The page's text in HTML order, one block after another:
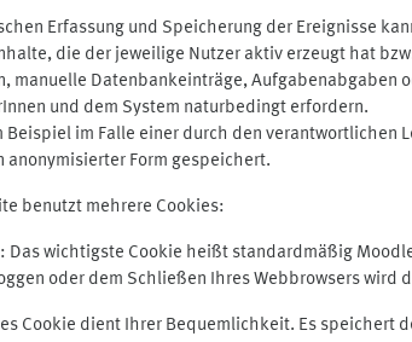
Erfassung und Speicherung der Ereignisse
die der jeweilige Nutzer aktiv erzeugt hat
manuelle Datenbankeinträge, Aufgabenabgaben
und dem System naturbedingt erfordern.
Beispiel im Falle einer durch den
anonymisierter Form gespeichert.
benutzt mehrere Cookies:
Das wichtigste Cookie heißt standardmäßig
oder dem Schließen Ihres Webbrowsers wird
Cookie dient Ihrer Bequemlichkeit. Es speichert